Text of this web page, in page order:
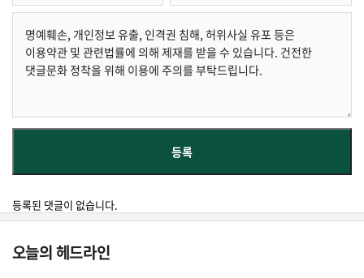
등록된 댓글이 없습니다.
오늘의 헤드라인